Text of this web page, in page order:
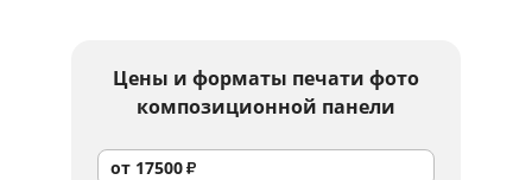
Цены и форматы печати фото
композиционной панели
от 17500₽